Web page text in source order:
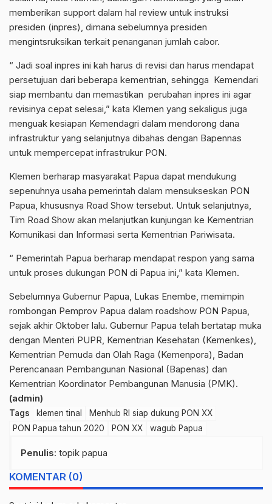
memberikan support dalam hal review untuk instruksi
presiden (inpres), dimana sebelumnya presiden
mengintsruksikan terkait penanganan jumlah cabor.
“ Jadi soal inpres ini kah harus di revisi dan harus mendapat
persetujuan dari beberapa kementrian, sehingga Kemendari
siap membantu dan memastikan perubahan inpres ini agar
revisinya cepat selesai,” kata Klemen yang sekaligus juga
menguak kesiapan Kemendagri dalam mendorong dana
infrastruktur yang selanjutnya dibahas dengan Bapennas
untuk mempercepat infrastrukur PON.
Klemen berharap masyarakat Papua dapat mendukung
sepenuhnya usaha pemerintah dalam mensukseskan PON
Papua, khususnya Road Show tersebut. Untuk selanjutnya,
Tim Road Show akan melanjutkan kunjungan ke Kementrian
Komunikasi dan Informasi serta Kementrian Pariwisata.
“ Pemerintah Papua berharap mendapat respon yang sama
untuk proses dukungan PON di Papua ini,” kata Klemen.
Sebelumnya Gubernur Papua, Lukas Enembe, memimpin
rombongan Pemprov Papua dalam roadshow PON Papua,
sejak akhir Oktober lalu. Gubernur Papua telah bertatap muka
dengan Menteri PUPR, Kementrian Kesehatan (Kemenkes),
Kementrian Pemuda dan Olah Raga (Kemenpora), Badan
Perencanaan Pembangunan Nasional (Bapenas) dan
Kementrian Koordinator Pembangunan Manusia (PMK).
(admin)
Tags klemen tinal
Menhub RI siap dukung PON XX
PON Papua tahun 2020
PON XX wagub Papua
Penulis: topik papua
KOMENTAR (0)